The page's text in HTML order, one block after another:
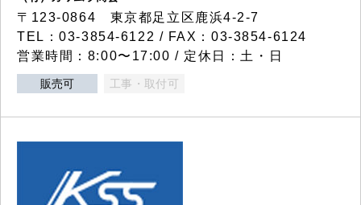
〒123-0864 東京都足立区鹿浜4-2-7
TEL：03-3854-6122 / FAX：03-3854-6124
営業時間：8:00〜17:00 / 定休日：土・日
販売可 工事・取付可